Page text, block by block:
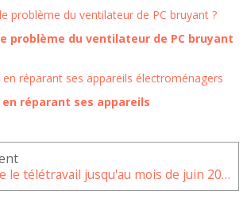
problème du ventilateur de PC bruyant
réparant ses appareils
Google prolonge le télétravail jusqu'au mois de juin 2021